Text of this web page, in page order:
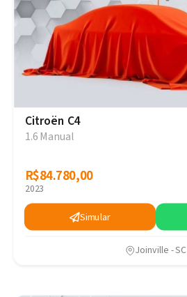
Citroën C4
1.6 Manual
R$84.780,00
R$84.780,00
2023
Simular
Joinville - SC